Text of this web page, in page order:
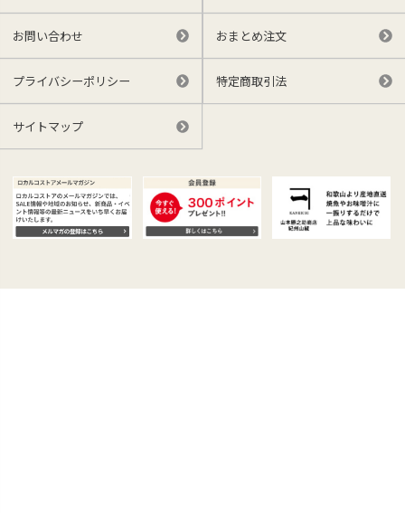
お問い合わせ おまとめ注文
プライバシーポリシー 特定商取引法
サイトマップ